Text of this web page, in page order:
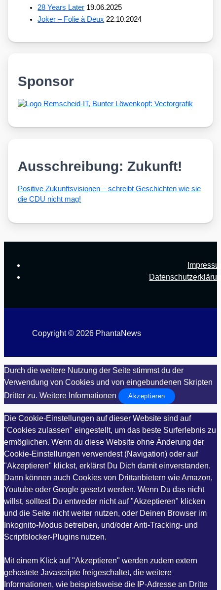
28 Years Later 19.06.2025
Joker – Folie à Deux 22.10.2024
Sponsor
Ausschreibung: Zukunft!
Posi­ti­ve Zukunfts­vi­sio­nen – schreibt Geschich­ten wie sie
die CDU nicht mag!
Copyright © 2026 PhantaNews
Durch die weitere Nutzung der Seite stimmst du der
Verwendung von Cookies und von eingebundenen Skripten
Dritter zu. Weitere Informationen Akzeptieren
Die Cookie-Einstellungen auf dieser Website sind auf
"Cookies zulassen" eingestellt, um das beste Surferlebnis zu
ermöglichen. Wenn du diese Website ohne Änderung der
Cookie-Einstellungen verwendest (Navigation) oder auf
"Akzeptieren" klickst, erklärst Du Dich damit einverstanden.
Dann können auch Cookies von Drittanbietern wie Amazon,
Youtube oder Google gesetzt werden. Wenn Du das nicht
willst, solltest Du entweder nicht auf "Akzeptieren" klicken
und die Seite nicht weiter nutzen, oder Deinen Browser im
Inkognito-Modus betreiben, und/oder Anti-Tracking- und
Scriptblocker-Plugins nutzen.
Mit einem Klick auf "Akzeptieren" werden zudem extern
gehostete Javascripte freigeschaltet, die weitere
Informationen, wie beispielsweise die IP-Adresse an Dritte